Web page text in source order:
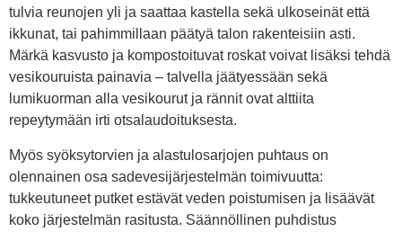
tulvia reunojen yli ja saattaa kastella sekä ulkoseinät että
ikkunat, tai pahimmillaan päätyä talon rakenteisiin asti.
Märkä kasvusto ja kompostoituvat roskat voivat lisäksi tehdä
vesikouruista painavia – talvella jäätyessään sekä
lumikuorman alla vesikourut ja rännit ovat alttiita
repeytymään irti otsalaudoituksesta.
Myös syöksytorvien ja alastulosarjojen puhtaus on
olennainen osa sadevesijärjestelmän toimivuutta:
tukkeutuneet putket estävät veden poistumisen ja lisäävät
koko järjestelmän rasitusta. Säännöllinen puhdistus